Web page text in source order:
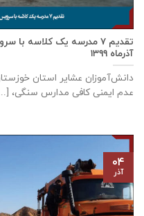
آذر‌ماه ۱۳۹۹
دانش‌آموزان عشایر استان
عدم ایمنی کافی مدارس سنگی،
۰۴
آذر